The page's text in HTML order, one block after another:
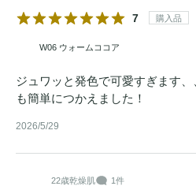
7 購入品
W06 ウォームココア
ジュワッと発色で可愛すぎます
も簡単につかえました！
2026/5/29
22歳乾燥肌 1件